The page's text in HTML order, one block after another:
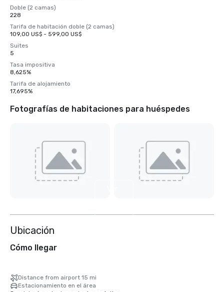
Doble (2 camas)
228
Tarifa de habitación doble (2 camas)
109,00 US$ - 599,00 US$
Suites
5
Tasa impositiva
8,625%
Tarifa de alojamiento
17,695%
Fotografías de habitaciones para huéspedes
Ubicación
Cómo llegar
Distance from airport 15 mi
Estacionamiento en el área